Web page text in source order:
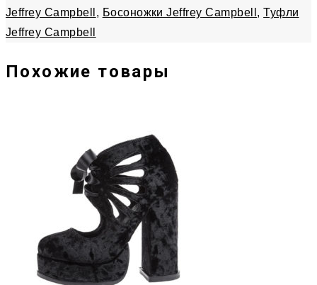
Jeffrey Campbell , Босоножки Jeffrey Campbell ,Туфли
Jeffrey Campbell
Похожие товары